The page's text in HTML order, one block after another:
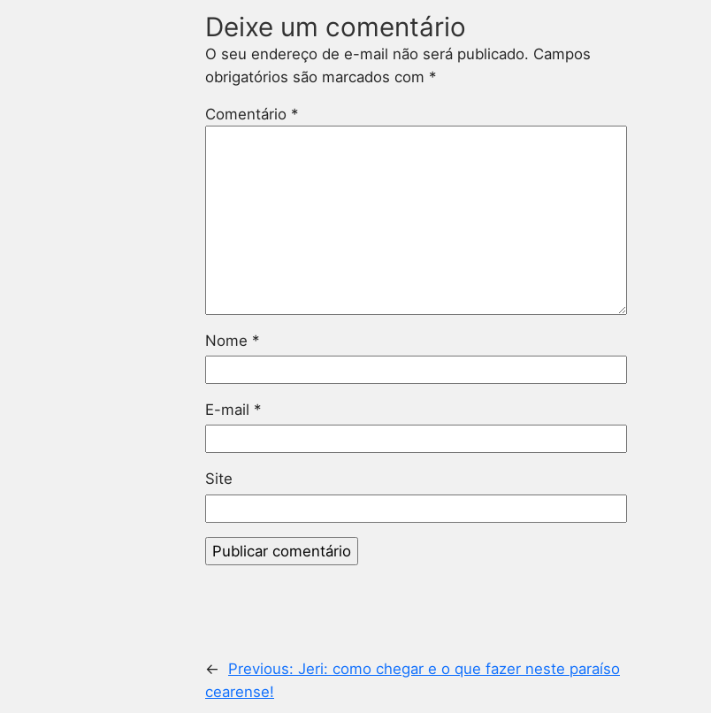
Deixe um comentário
O seu endereço de e-mail não será publicado. Campos
obrigatórios são marcados com *
Comentário *
Nome *
E-mail *
Site
← Previous: Jeri: como chegar e o que fazer neste paraíso
cearense!